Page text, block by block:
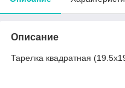
Описание
Тарелка квадратная